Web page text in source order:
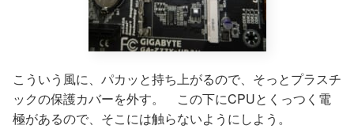
こういう風に、パカッと持ち上がるので、そっとプラスチ
ックの保護カバーを外す。 この下にCPUとくっつく電
極があるので、そこには触らないようにしよう。